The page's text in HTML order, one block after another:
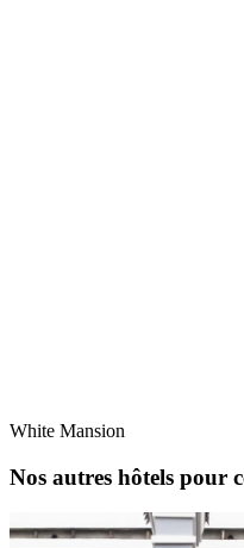
White Mansion
Nos autres hôtels pour